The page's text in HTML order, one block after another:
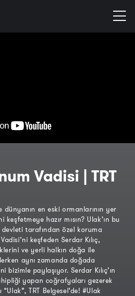
Vadisi | TRT
dünyanın en eski ormanlarının yer
keşfetmeye hazır mısın? Ulak’ın bu
tarafından özel koruma
keşfeden Serdar Kılıç,
ve yerli halkın doğa ile
aynı zamanda doğada
bizimle paylaşıyor. Serdar Kılıç’ın
yapan coğrafyaları gezerek
“Ulak”, TRT Belgesel’de! #Ulak